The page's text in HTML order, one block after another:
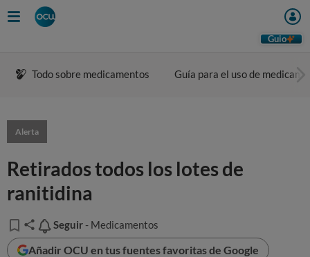
Guio
Todo sobre medicamentos Guía para el uso de
Alerta
Retirados todos los lotes de
ranitidina
Seguir
Seguir - Medicamentos
Añadir OCU en tus fuentes favoritas de Google